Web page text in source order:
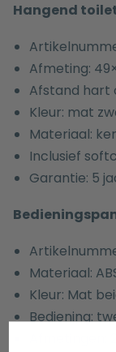
Hangend
Afmeting:
Afstand hart
Kleur: mat
Materiaal:
Inclusief
Garantie: 5
Materiaal:
Kleur: Mat
Bediening: